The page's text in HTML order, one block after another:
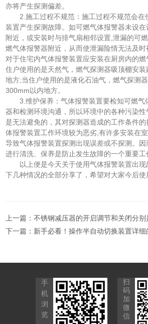
亦将产生探测偏差。
2.施工过程不规范：施工过程不规范会在
装置产生探测故障。如可燃气体报警器未设
附近，或安装时与排气扇相邻设置,泄漏的可
燃气体报警器附近，从而使泄漏险情无法及时
对于住宅内气体报警装置应安装在厨房内的
住户使用的是天然气，燃气探测器吸顶棚安
地方;当住户使用的是液化石油气，燃气探测
300mm以内地方。
3.维护保养：气体报警装置要检知可燃气
器和检测环境沟通，所以环境中的各种污染
是无法避免的，其对探测器造成的工作条件
体报警装置工作环境较为恶劣,有许多安装在
导致气体报警装置探测出现误差或不探测。
进行清洗、保养是防止发生故障的一个重要工
以上便是今天关于使用气体报警装置出现
下几种情况的全部分享了，希望对大家今后使
上一篇：不锈钢减压器的开启调节和关闭分别
下一篇： 新手必看！操作半自动切换装置详细
手
机
浏
览
扫
码
加
微
信